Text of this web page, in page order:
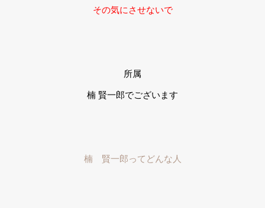
その気にさせないで
所属
楠 賢一郎でございます
楠 賢一郎ってどんな人